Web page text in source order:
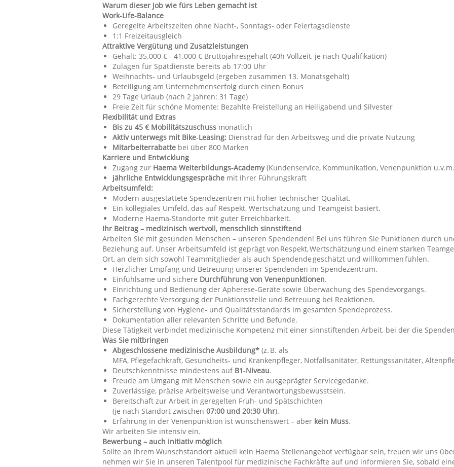
Warum dieser Job wie fürs Leben gemacht ist
Work-Life-Balance
Geregelte Arbeitszeiten ohne Nacht-, Sonntags- oder Feiertagsdienste
1:1 Freizeitausgleich
Attraktive Vergütung und Zusatzleistungen
Gehalt: 35.000 € - 41.000 € Bruttojahresgehalt (40h Vollzeit, je nach Qualifikation)
Zulagen für Spätdienste bereits ab 17:00 Uhr
Weihnachts- und Urlaubsgeld (ergeben zusammen 13. Monatsgehalt)
Beteiligung am Unternehmenserfolg durch einen Bonus
29 Tage Urlaub (nach 2 Jahren: 31 Tage)
Freie Zeit für schöne Momente: Bezahlte Freistellung an Heiligabend und Silvester
Flexibilität und Extras
Bis zu 45 € Mobilitätszuschuss monatlich
Aktiv unterwegs mit Bike‑Leasing: Dienstrad für den Arbeitsweg und die private Nutzung
Mitarbeiterrabatte bei über 800 Marken
Karriere und Entwicklung
Zugang zur Haema Weiterbildungs-Academy(Kundenservice, Kommunikation, Venenpunktion
jährliche Entwicklungsgespräche mit Ihrer Führungskraft
Arbeitsumfeld:
Modern ausgestattete Spendezentren mit hoher technischer Qualität.
Ein kollegiales Umfeld, das auf Respekt, Wertschätzung und Teamgeist basiert.
Moderne Haema-Standorte mit guter Erreichbarkeit.
Ihr Beitrag – medizinisch wertvoll, menschlich sinnstiftend
Arbeiten Sie mit gesunden Menschen – unseren Spendenden! Bei uns führen Sie Punktionen durch
Beziehung auf. Unser Arbeitsumfeld ist geprägt von Respekt, Wertschätzung und einem starken
Ort, an dem sich sowohl Teammitglieder als auch Spendende geschätzt und willkommen fühlen.
Herzlicher Empfang und Betreuung unserer Spendenden im Spendezentrum.
Einfühlsame und sichere Durchführung von Venenpunktionen.
Einrichtung und Bedienung der Apherese‑Geräte sowie Überwachung des Spendevorgangs.
Fachgerechte Versorgung der Punktionsstelle und Betreuung bei Reaktionen.
Sicherstellung von Hygiene‑ und Qualitätsstandards im gesamten Spendeprozess.
Dokumentation aller relevanten Schritte und Befunde.
Diese Tätigkeit verbindet medizinische Kompetenz mit einer sinnstiftenden Arbeit, bei der die
Was Sie mitbringen
Abgeschlossene medizinische Ausbildung* (z. B. als
MFA, Pflegefachkraft, Gesundheits- und Krankenpfleger, Notfallsanitäter, Rettungssanitäter,
Deutschkenntnisse mindestens auf B1‑Niveau.
Freude am Umgang mit Menschen sowie ein ausgeprägter Servicegedanke.
Zuverlässige, präzise Arbeitsweise und Verantwortungsbewusstsein.
Bereitschaft zur Arbeit in geregelten Früh- und Spätschichten
(je nach Standort zwischen 07:00 und 20:30 Uhr).
Erfahrung in der Venenpunktion ist wünschenswert – aber kein Muss.
Wir arbeiten Sie intensiv ein.
Bewerbung – auch initiativ möglich
Sollte an Ihrem Wunschstandort aktuell kein Haema Stellenangebot verfügbar sein, freuen wir uns
nehmen wir Sie in unseren Talentpool für medizinische Fachkräfte auf und informieren Sie, sobald